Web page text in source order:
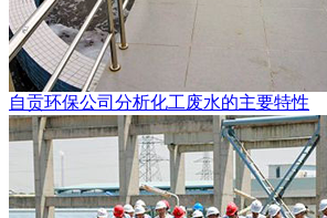
自贡环保公司分析化工废水的主要特性